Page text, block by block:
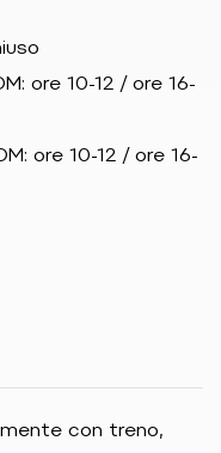
ore 10-12 / ore 16-
ore 10-12 / ore 16-
con treno,